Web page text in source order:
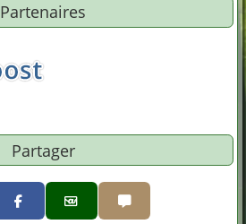
Partenaires
Partager
Partager par email